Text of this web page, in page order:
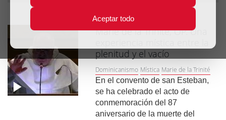
Aceptar todo
Marie de la Trinité, OP. Una
plenitud y el vacío
Dominicanismo Mística Marie de la Trinité
En el convento de san Esteban,
se ha celebrado el acto de
conmemoración del 87
aniversario de la muerte del